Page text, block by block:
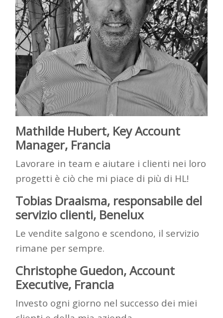
Mathilde Hubert, Key Account
Manager, Francia
Lavorare in team e aiutare i clienti nei loro
progetti è ciò che mi piace di più di HL!
Tobias Draaisma, responsabile del
servizio clienti, Benelux
Le vendite salgono e scendono, il servizio
rimane per sempre.
Christophe Guedon, Account
Executive, Francia
Investo ogni giorno nel successo dei miei